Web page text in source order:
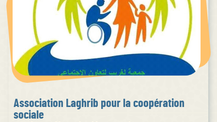
Association Laghrib pour la coopération
sociale